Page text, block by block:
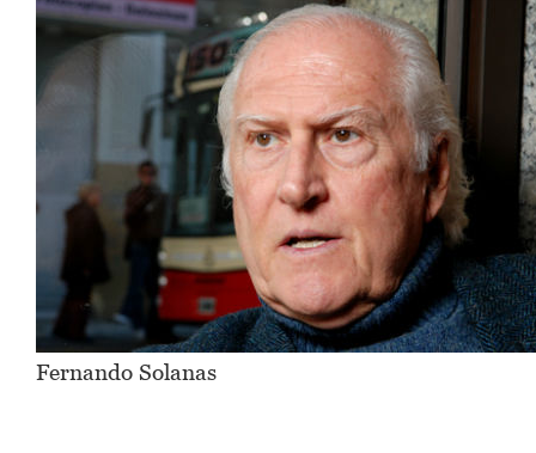
Fernando Solanas